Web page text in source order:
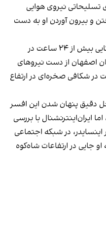
تسلیحاتی نیروی هوایی
و بیرون آوردن او به دست
به نوشته این روزنامه، افسر آمریکایی بیش از ۲۴ ساعت در
اصفهان از دست نیروهای
در شکافی صخره‌ای در ارتفاع
دقیق پنهان شدن این افسر
ایران‌اینترنشنال با بررسی
در شبکه اجتماعی
جایی در ارتفاعات شاه‌کوه